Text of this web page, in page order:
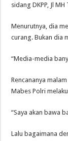
sidang DKPP, Jl
Menurutnya, dia
curang. Bukan dia
“Media-media
Rencananya
Mabes Polri
“Saya akan bawa
Lalu bagaimana